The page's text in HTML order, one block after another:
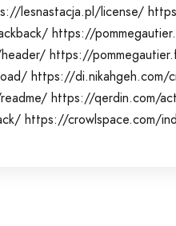
lesnastacja.pl/license/
https://
https://
https://di.nikahgeh.com/
https://qerdin.com/
https://crowlspace.com/